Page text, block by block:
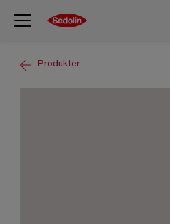
Produkter